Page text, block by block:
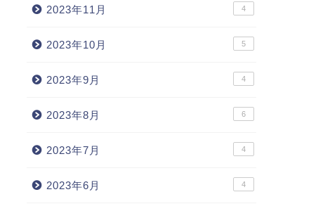
2023年11月 4
2023年10月 5
2023年9月 4
2023年8月 6
2023年7月 4
2023年6月 4